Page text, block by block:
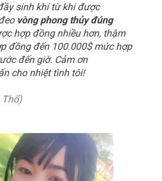
sinh khí từ khi được
vòng phong thủy đúng
hợp đồng nhiều hơn, thậm
đồng đến 100.000$ mức hợp
đến giờ. Cảm ơn
cho nhiệt tình tôi!